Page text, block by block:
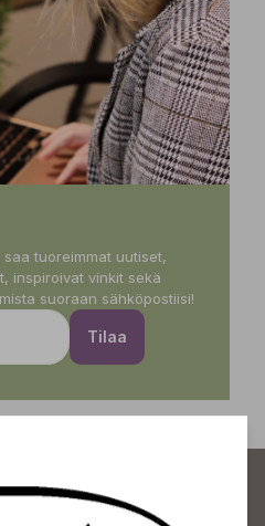
tuoreimmat uutiset,
inspiroivat vinkit sekä
suoraan sähköpostiisi!
Tilaa